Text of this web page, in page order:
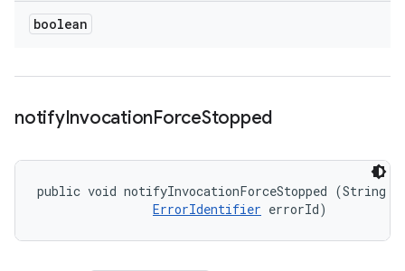
boolean
notifyInvocationForceStopped
public void notifyInvocationForceStopped (String
ErrorIdentifier errorId)